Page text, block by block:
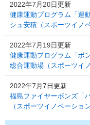
2022年7月20日更新
健康運動プログラム「運
シュ安積（スポーツイノ
2022年7月19日更新
健康運動プログラム「ボ
総合運動場（スポーツイ
2022年7月7日更新
福島ファイヤーボンズ「
（スポーツイノベーショ